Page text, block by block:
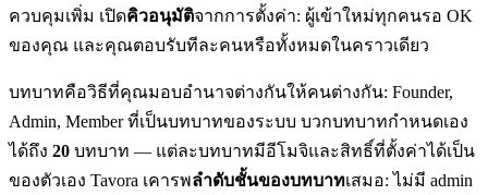
ควบคุมเพิ่ม เปิดคิวอนุมัติจากการตั้งค่า: ผู้เข้าใหม่ทุกคนรอ OK
ของคุณ และคุณตอบรับทีละคนหรือทั้งหมดในคราวเดียว
บทบาทคือวิธีที่คุณมอบอำนาจต่างกันให้คนต่างกัน: Founder,
Admin, Member ที่เป็นบทบาทของระบบ บวกบทบาทกำหนดเอง
ได้ถึง 20 บทบาท — แต่ละบทบาทมีอีโมจิและสิทธิ์ที่ตั้งค่าได้เป็น
ของตัวเอง Tavora เคารพลำดับชั้นของบทบาทเสมอ: ไม่มี admin